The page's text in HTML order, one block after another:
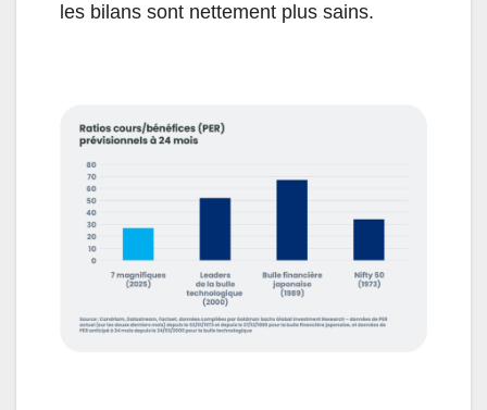
les bilans sont nettement plus sains.